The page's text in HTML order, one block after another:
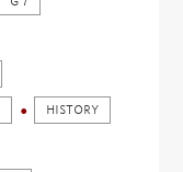
HISTORY